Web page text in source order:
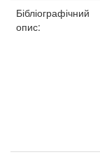
Бібліографічний
опис: